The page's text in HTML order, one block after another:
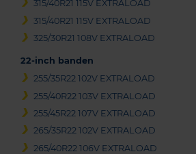
315/40R21 115V EXTRALOAD
315/40R21 115V EXTRALOAD
325/30R21 108V EXTRALOAD
22-inch banden
255/35R22 102V EXTRALOAD
255/40R22 103V EXTRALOAD
255/45R22 107V EXTRALOAD
265/35R22 102V EXTRALOAD
265/40R22 106V EXTRALOAD